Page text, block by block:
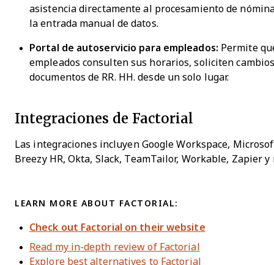
asistencia directamente al procesamiento de
la entrada manual de datos.
Portal de autoservicio para empleados: Permite
empleados consulten sus horarios, soliciten
documentos de RR. HH. desde un solo lugar.
Integraciones de Factorial
Las integraciones incluyen Google Workspace,
Breezy HR, Okta, Slack, TeamTailor, Workable, Zapier y
LEARN MORE ABOUT FACTORIAL:
Check out Factorial on their website
Read my in-depth review of Factorial
Explore best alternatives to Factorial